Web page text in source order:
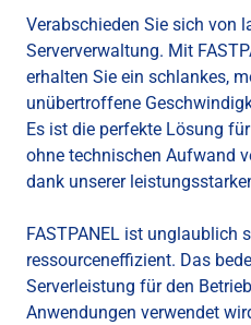
Verabschieden Sie sich von
Serververwaltung. Mit
erhalten Sie ein schlankes,
unübertroffene
Es ist die perfekte Lösung
ohne technischen Aufwand
dank unserer
FASTPANEL ist unglaublich
ressourceneffizient. Das
Serverleistung für den
Anwendungen verwendet